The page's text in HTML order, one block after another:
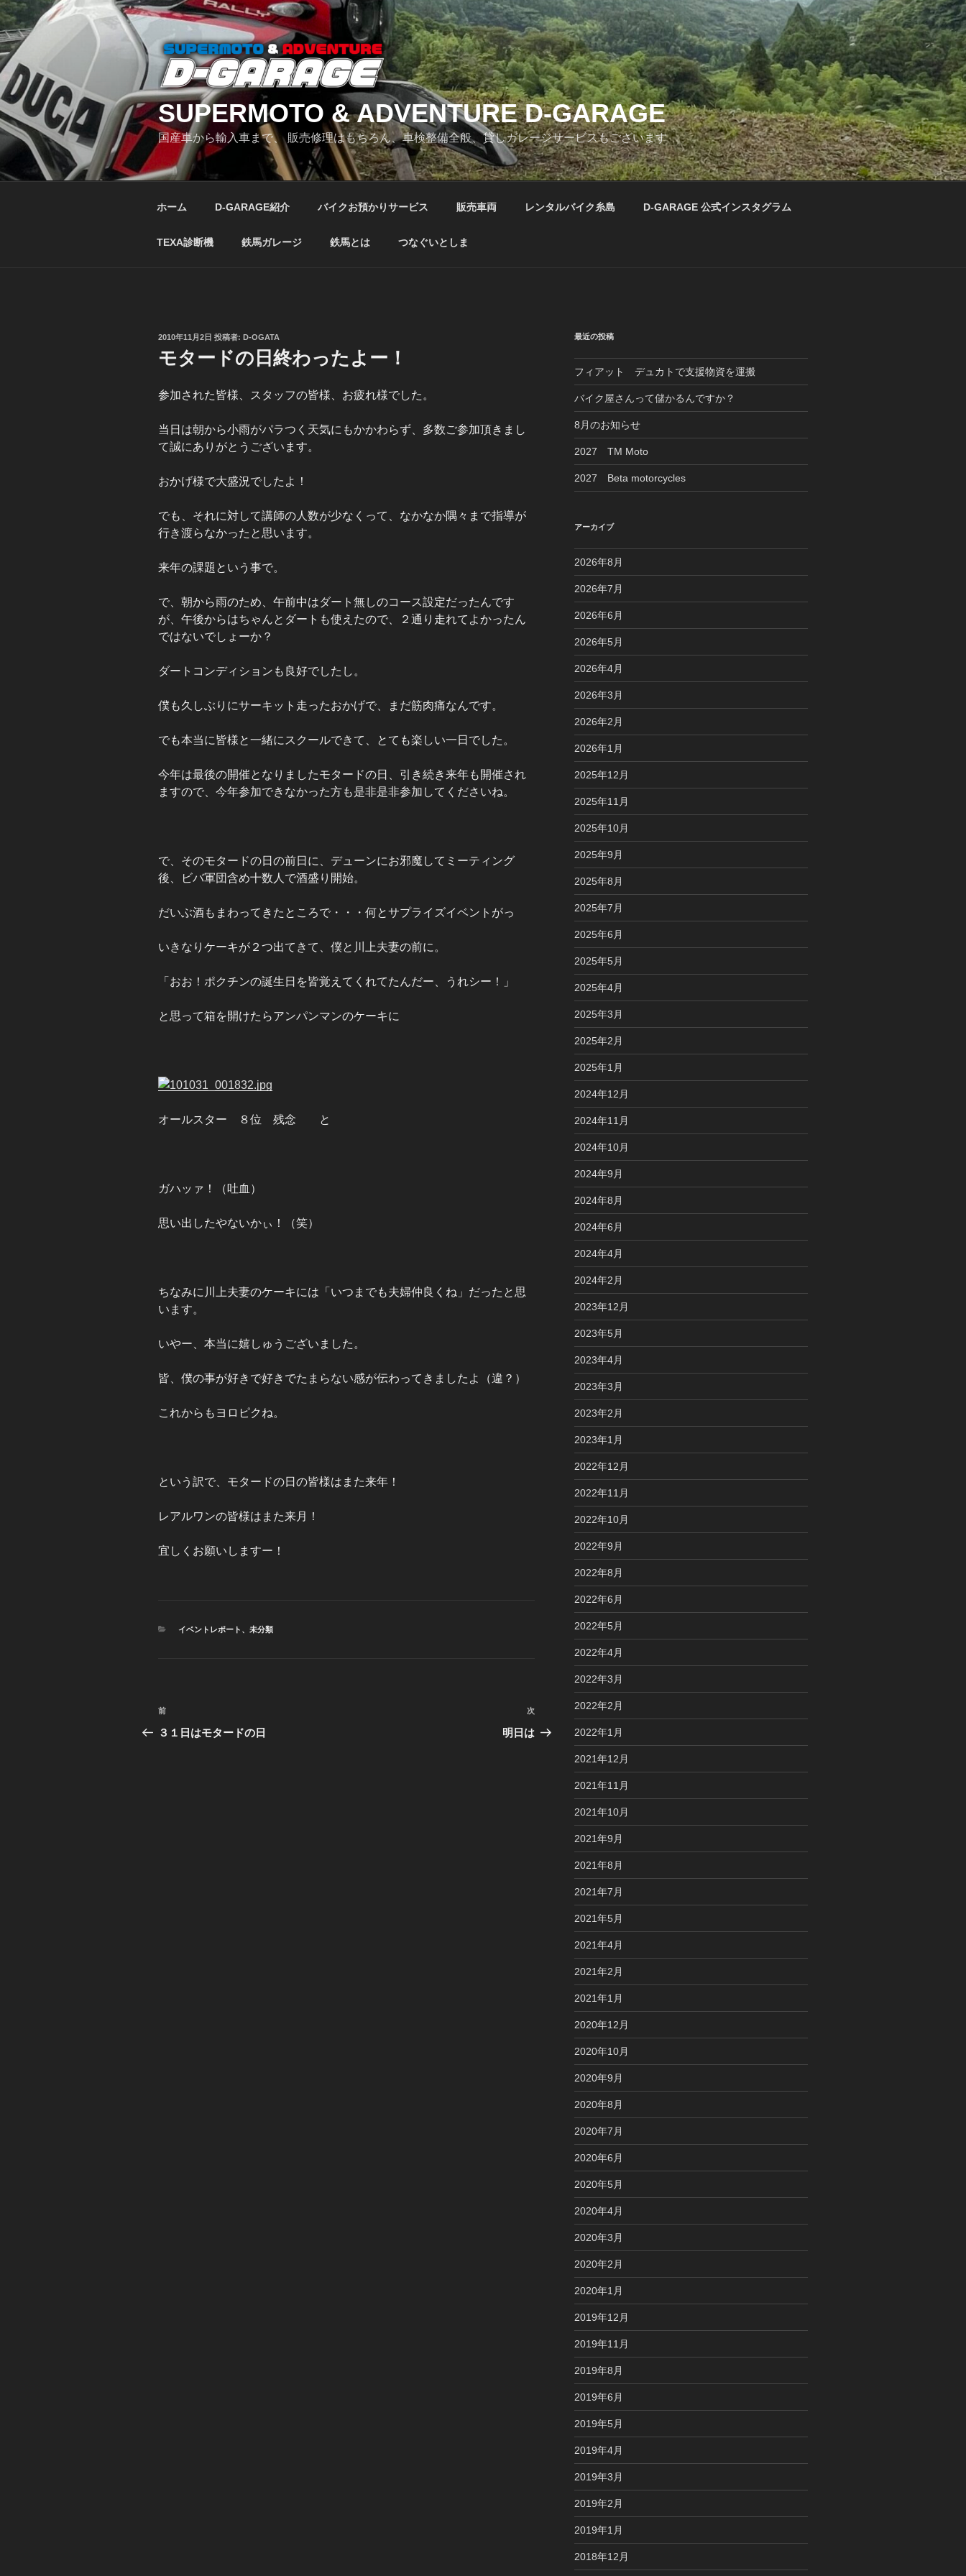
コ
ン
テ
ン
ツ
へ
ス
キ
ッ
SUPERMOTO & ADVENTURE D-GARAGE
国産車から輸入車まで、 販売修理はもちろん、車検整備全般、貸しガレージサービスもございます
ホーム D-GARAGE紹介 バイクお預かりサービス 販売車両 レンタルバイク糸島 D-GARAGE 公式インスタグラム
TEXA診断機 鉄馬ガレージ 鉄馬とは つなぐいとしま
投
日:
2010年11月2日 投稿者: D-OGATA
モタードの日終わったよー！
参加された皆様、スタッフの皆様、お疲れ様でした。
当日は朝から小雨がパラつく天気にもかかわらず、多数ご参加頂きまし
て誠にありがとうございます。
おかげ様で大盛況でしたよ！
でも、それに対して講師の人数が少なくって、なかなか隅々まで指導が
行き渡らなかったと思います。
来年の課題という事で。
で、朝から雨のため、午前中はダート無しのコース設定だったんです
が、午後からはちゃんとダートも使えたので、２通り走れてよかったん
ではないでしょーか？
ダートコンディションも良好でしたし。
僕も久しぶりにサーキット走ったおかげで、まだ筋肉痛なんです。
でも本当に皆様と一緒にスクールできて、とても楽しい一日でした。
今年は最後の開催となりましたモタードの日、引き続き来年も開催され
ますので、今年参加できなかった方も是非是非参加してくださいね。
で、そのモタードの日の前日に、デューンにお邪魔してミーティング
後、ビバ軍団含め十数人で酒盛り開始。
だいぶ酒もまわってきたところで・・・何とサプライズイベントがっ
いきなりケーキが２つ出てきて、僕と川上夫妻の前に。
「おお！ポクチンの誕生日を皆覚えてくれてたんだー、うれシー！」
と思って箱を開けたらアンパンマンのケーキに
オールスター ８位 残念 と
ガハッァ！（吐血）
思い出したやないかぃ！（笑）
ちなみに川上夫妻のケーキには「いつまでも夫婦仲良くね」だったと思
います。
いやー、本当に嬉しゅうございました。
皆、僕の事が好きで好きでたまらない感が伝わってきましたよ（違？）
これからもヨロピクね。
という訳で、モタードの日の皆様はまた来年！
レアルワンの皆様はまた来月！
宜しくお願いしますー！
カ
イベントレポート 、 未分類
投
稿
前
の
前
３１日はモタードの日
次
の
次
明日は
最近の投稿
フィアット デュカトで支援物資を運搬
バイク屋さんって儲かるんですか？
8月のお知らせ
2027 TM Moto
2027 Beta motorcycles
アーカイブ
2026年8月
2026年7月
2026年6月
2026年5月
2026年4月
2026年3月
2026年2月
2026年1月
2025年12月
2025年11月
2025年10月
2025年9月
2025年8月
2025年7月
2025年6月
2025年5月
2025年4月
2025年3月
2025年2月
2025年1月
2024年12月
2024年11月
2024年10月
2024年9月
2024年8月
2024年6月
2024年4月
2024年2月
2023年12月
2023年5月
2023年4月
2023年3月
2023年2月
2023年1月
2022年12月
2022年11月
2022年10月
2022年9月
2022年8月
2022年6月
2022年5月
2022年4月
2022年3月
2022年2月
2022年1月
2021年12月
2021年11月
2021年10月
2021年9月
2021年8月
2021年7月
2021年5月
2021年4月
2021年2月
2021年1月
2020年12月
2020年10月
2020年9月
2020年8月
2020年7月
2020年6月
2020年5月
2020年4月
2020年3月
2020年2月
2020年1月
2019年12月
2019年11月
2019年8月
2019年6月
2019年5月
2019年4月
2019年3月
2019年2月
2019年1月
2018年12月